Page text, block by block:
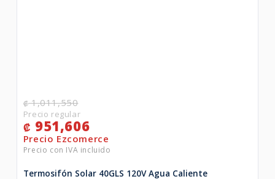
₡1,011,550
₡ 951,606
Termosifón Solar 40GLS 120V Agua Caliente